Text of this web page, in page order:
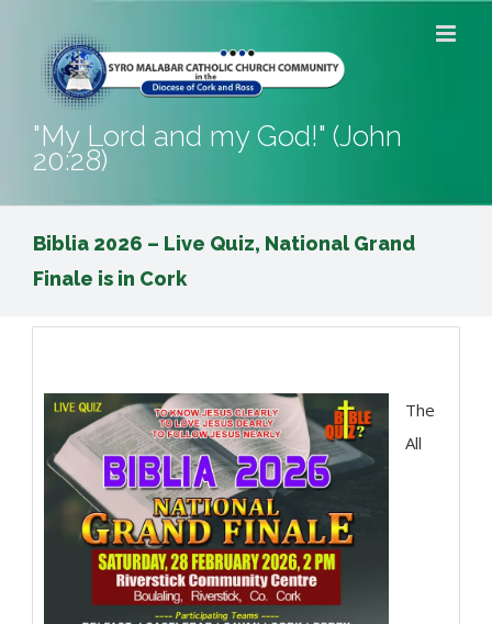
content
"My Lord and my God!" (John
20:28)
Biblia 2026 – Live Quiz, National Grand
Finale is in Cork
The
All